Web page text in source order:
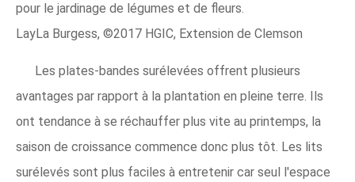
pour le jardinage de légumes et de fleurs.
LayLa Burgess, ©2017 HGIC, Extension de Clemson
Les plates-bandes surélevées offrent plusieurs
avantages par rapport à la plantation en pleine terre. Ils
ont tendance à se réchauffer plus vite au printemps, la
saison de croissance commence donc plus tôt. Les lits
surélevés sont plus faciles à entretenir car seul l'espace